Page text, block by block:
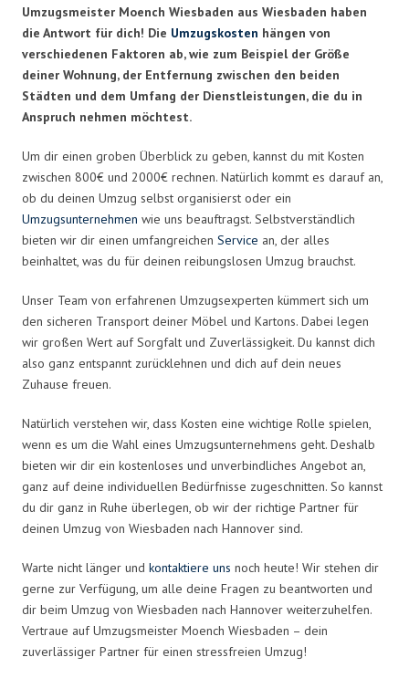
Umzugsmeister Moench Wiesbaden aus Wiesbaden haben
die Antwort für dich! Die Umzugskosten hängen von
verschiedenen Faktoren ab, wie zum Beispiel der Größe
deiner Wohnung, der Entfernung zwischen den beiden
Städten und dem Umfang der Dienstleistungen, die du in
Anspruch nehmen möchtest.
Um dir einen groben Überblick zu geben, kannst du mit Kosten
zwischen 800€ und 2000€ rechnen. Natürlich kommt es darauf an,
ob du deinen Umzug selbst organisierst oder ein
Umzugsunternehmen wie uns beauftragst. Selbstverständlich
bieten wir dir einen umfangreichen Service an, der alles
beinhaltet, was du für deinen reibungslosen Umzug brauchst.
Unser Team von erfahrenen Umzugsexperten kümmert sich um
den sicheren Transport deiner Möbel und Kartons. Dabei legen
wir großen Wert auf Sorgfalt und Zuverlässigkeit. Du kannst dich
also ganz entspannt zurücklehnen und dich auf dein neues
Zuhause freuen.
Natürlich verstehen wir, dass Kosten eine wichtige Rolle spielen,
wenn es um die Wahl eines Umzugsunternehmens geht. Deshalb
bieten wir dir ein kostenloses und unverbindliches Angebot an,
ganz auf deine individuellen Bedürfnisse zugeschnitten. So kannst
du dir ganz in Ruhe überlegen, ob wir der richtige Partner für
deinen Umzug von Wiesbaden nach Hannover sind.
Warte nicht länger und kontaktiere uns noch heute! Wir stehen dir
gerne zur Verfügung, um alle deine Fragen zu beantworten und
dir beim Umzug von Wiesbaden nach Hannover weiterzuhelfen.
Vertraue auf Umzugsmeister Moench Wiesbaden – dein
zuverlässiger Partner für einen stressfreien Umzug!